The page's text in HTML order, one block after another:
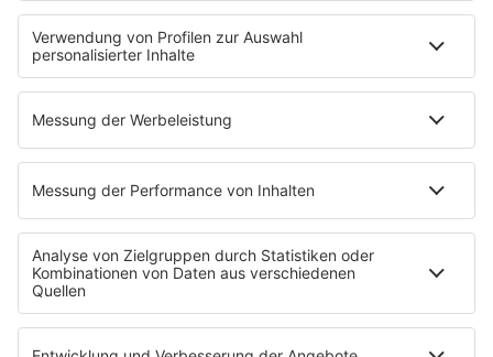
Wetter
EMPFANG
Übersicht
radio.de
radioplayer.de
Partner
WERBUNG
Leistungen und Produkte
Mediadaten und Preisliste